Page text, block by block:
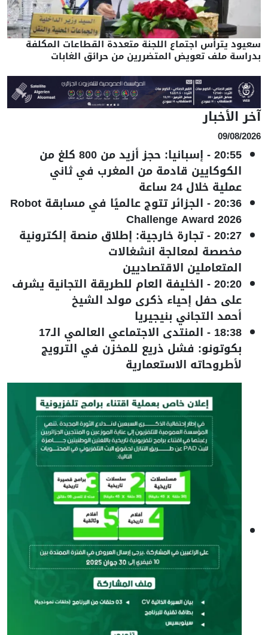
سعيود يترأس اجتماع اللجنة متعددة القطاعات المكلفة
بدراسة ملف تعويض المتضررين من حرائق الغابات
آخر الأخبار
09/08/2026
20:55
- إسبانيا: حجز أزيد من 800 كلغ من
الكوكايين قادمة من المغرب في ثاني
عملية خلال 24 ساعة
20:36
- الجزائر تتوج عالميًا في مسابقة Robot
Challenge Award 2026
20:27
-تجارة خارجية: إطلاق منصة إلكترونية
مخصصة لمعالجة انشغالات
المتعاملين الاقتصاديين
20:20
- الخليفة العام للطريقة التجانية يشرف
على حفل إحياء ذكرى مولد الشيخ
أحمد التجاني بنيجيريا
18:38
- المنتدى الاجتماعي العالمي الـ17
بكوتونو: فشل ذريع للمخزن في الترويج
لأطروحاته الاستعمارية